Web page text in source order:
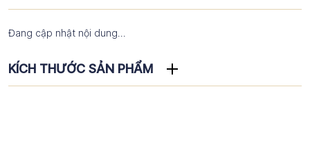
Đang cập nhật nội dung...
KÍCH THƯỚC SẢN PHẨM